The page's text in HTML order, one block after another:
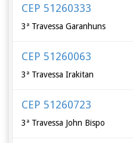
CEP 51260333
3ª Travessa Garanhuns
CEP 51260063
3ª Travessa Irakitan
CEP 51260723
3ª Travessa John Bispo